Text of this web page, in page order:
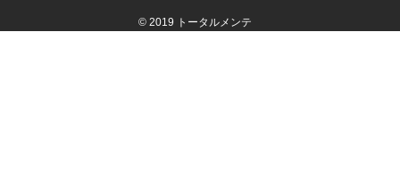
© 2019 トータルメンテ